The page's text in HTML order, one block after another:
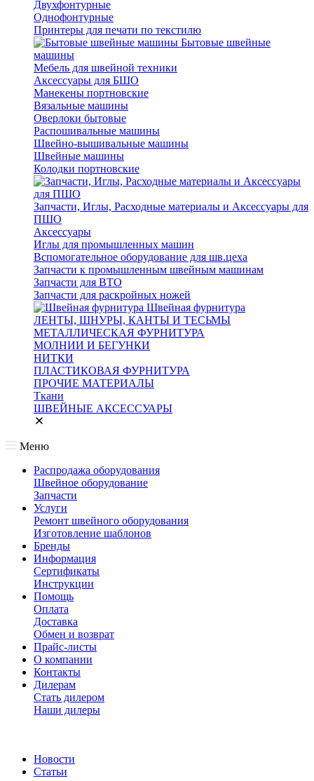
Двухфонтурные
Однофонтурные
Принтеры для печати по текстилю
Бытовые швейные
машины
Мебель для швейной техники
Аксессуары для БШО
Манекены портновские
Вязальные машины
Оверлоки бытовые
Распошивальные машины
Швейно-вышивальные машины
Швейные машины
Колодки портновские
Запчасти, Иглы, Расходные материалы и Аксессуары для
ПШО
Аксессуары
Иглы для промышленных машин
Вспомогательное оборудование для шв.цеха
Запчасти к промышленным швейным машинам
Запчасти для ВТО
Запчасти для раскройных ножей
Швейная фурнитура
ЛЕНТЫ, ШНУРЫ, КАНТЫ И ТЕСЬМЫ
МЕТАЛЛИЧЕСКАЯ ФУРНИТУРА
МОЛНИИ И БЕГУНКИ
НИТКИ
ПЛАСТИКОВАЯ ФУРНИТУРА
ПРОЧИЕ МАТЕРИАЛЫ
Ткани
ШВЕЙНЫЕ АКСЕССУАРЫ
Меню
Распродажа оборудования
Швейное оборудование
Запчасти
Услуги
Ремонт швейного оборудования
Изготовление шаблонов
Бренды
Информация
Сертификаты
Инструкции
Помощь
Оплата
Доставка
Обмен и возврат
Прайс-листы
О компании
Контакты
Дилерам
Стать дилером
Наши дилеры
Новости
Статьи